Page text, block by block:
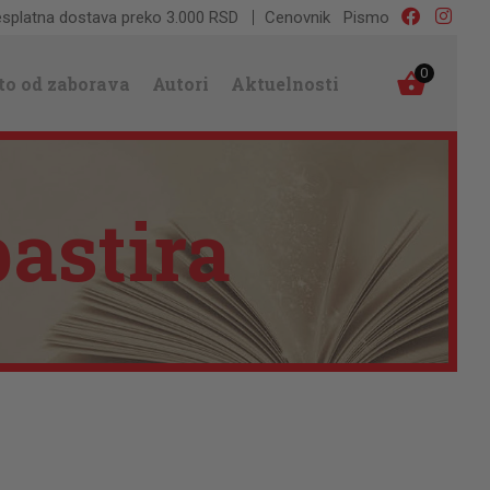
dostava preko 3.000 RSD Cenovnik Pismo
od zaborava Autori Aktuelnosti 0